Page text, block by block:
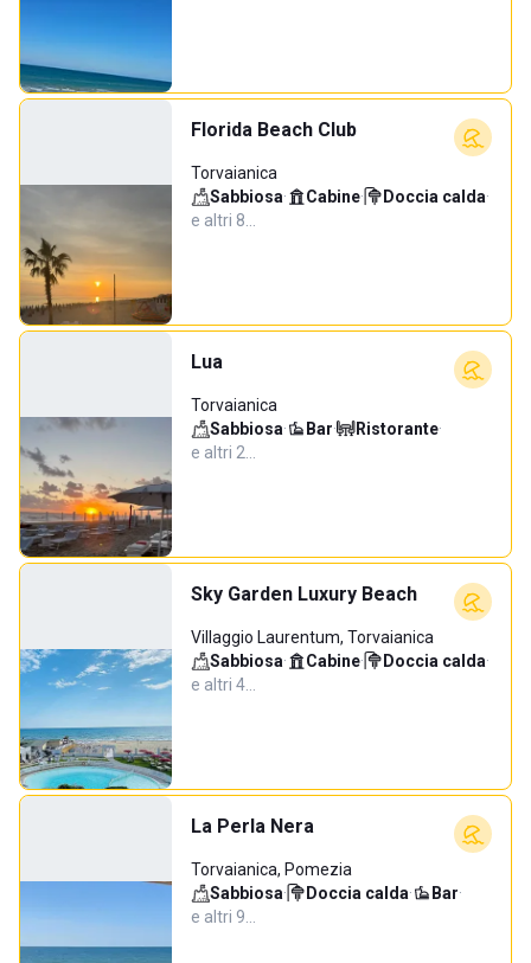
Florida Beach Club
Torvaianica
Sabbiosa· Cabine· Doccia calda·
e altri 8…
Lua
Torvaianica
Sabbiosa· Bar· Ristorante·
e altri 2…
Sky Garden Luxury Beach
Villaggio Laurentum, Torvaianica
Sabbiosa· Cabine· Doccia calda·
e altri 4…
La Perla Nera
Torvaianica, Pomezia
Sabbiosa· Doccia calda· Bar·
e altri 9…